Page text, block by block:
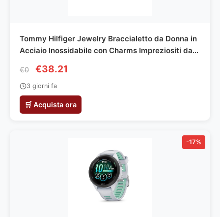
Tommy Hilfiger Jewelry Braccialetto da Donna in
Acciaio Inossidabile con Charms Impreziositi da
Argento
€0 €38.21
3 giorni fa
🛒 Acquista ora
-17%